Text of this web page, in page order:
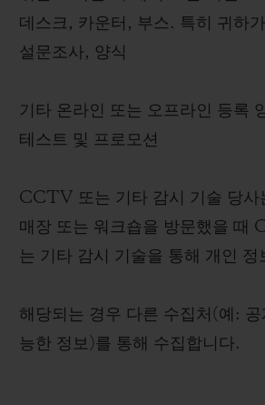
데스크, 카운터, 부스. 특히 귀하
설문조사, 양식
기타 온라인 또는 오프라인 등록
테스트 및 프로모션
CCTV 또는 기타 감시 기술 당사
매장 또는 워크숍을 방문했을 때
는 기타 감시 기술을 통해 개인 정
해당되는 경우 다른 수집처(예:
능한 정보)를 통해 수집합니다.